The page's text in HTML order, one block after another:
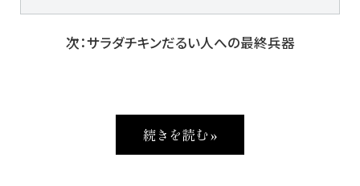
次：サラダチキンだるい人への最終兵器
続きを読む »